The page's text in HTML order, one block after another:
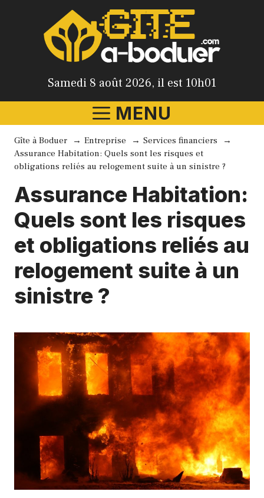
Samedi 8 août 2026, il est 10h01
MENU
Gîte à Boduer Entreprise
Services financiers
Assurance Habitation: Quels sont les risques et
obligations reliés au relogement suite à un sinistre ?
Assurance Habitation:
Quels sont les risques
et obligations reliés au
relogement suite à un
sinistre ?